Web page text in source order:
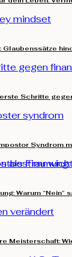
Glaubenssätze
Schritte
Syndrom
Warum “Nein”
Meisterschaft: